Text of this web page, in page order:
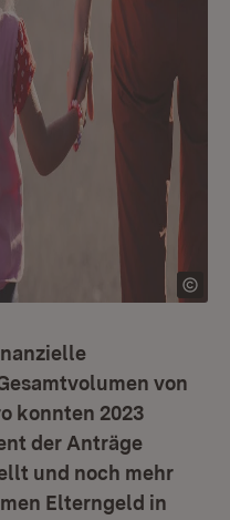
von
konnten 2023
der Anträge
und noch mehr
Elterngeld in